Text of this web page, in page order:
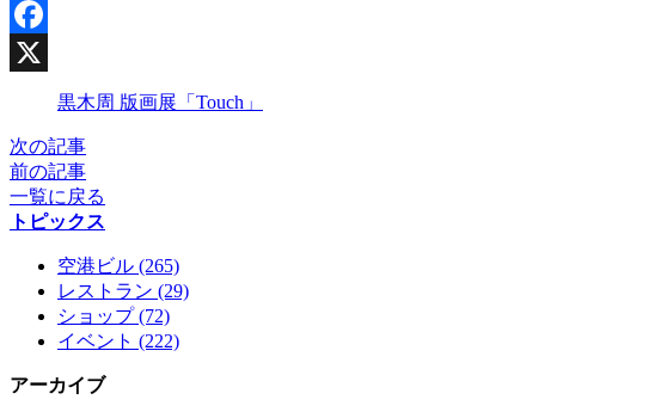
Facebook
黒木周 版画展「Touch」
次の記事
前の記事
一覧に戻る
トピックス
空港ビル (265)
レストラン (29)
ショップ (72)
イベント (222)
アーカイブ